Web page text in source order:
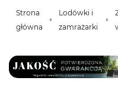
Strona
główna
Lodówki i
zamrażarki